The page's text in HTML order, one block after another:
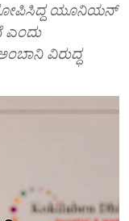
ಯೂನಿಯನ್
ಎಂದು
ವಿರುದ್ಧ